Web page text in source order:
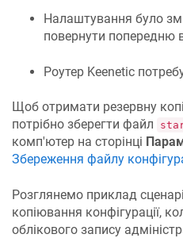
Налаштування було
повернути попередню
Роутер Keenetic
Щоб отримати резервну
потрібно зберегти файл
комп'ютер на сторінці
Збереження файлу
Розглянемо приклад
копіювання конфігурації,
облікового запису